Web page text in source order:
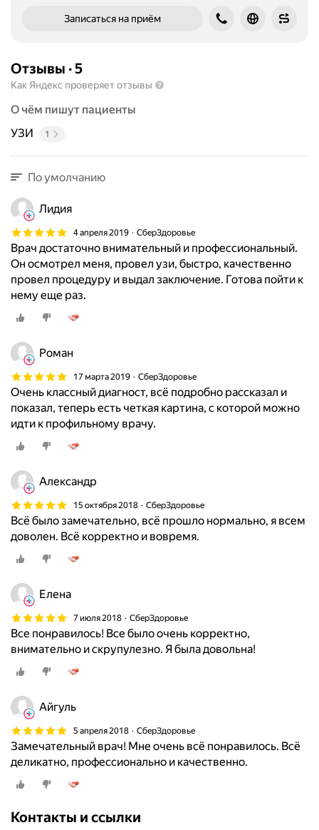
Записаться на приём
Отзывы ·5
Как Яндекс проверяет отзывы
О чём пишут пациенты
УЗИ
1
По умолчанию
Лидия
4 апреля 2019 СберЗдоровье
Врач достаточно внимательный и профессиональный.
Он осмотрел меня, провел узи, быстро, качественно
провел процедуру и выдал заключение. Готова пойти к
нему еще раз.
Роман
17 марта 2019 СберЗдоровье
Очень классный диагност, всё подробно рассказал и
показал, теперь есть четкая картина, с которой можно
идти к профильному врачу.
Александр
15 октября 2018 СберЗдоровье
Всё было замечательно, всё прошло нормально, я всем
доволен. Всё корректно и вовремя.
Елена
7 июля 2018 СберЗдоровье
Все понравилось! Все было очень корректно,
внимательно и скрупулезно. Я была довольна!
Айгуль
5 апреля 2018 СберЗдоровье
Замечательный врач! Мне очень всё понравилось. Всё
деликатно, профессионально и качественно.
Контакты и ссылки